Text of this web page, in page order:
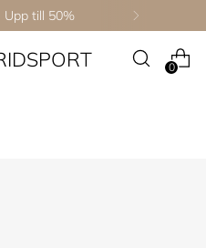
Upp till 50%
0